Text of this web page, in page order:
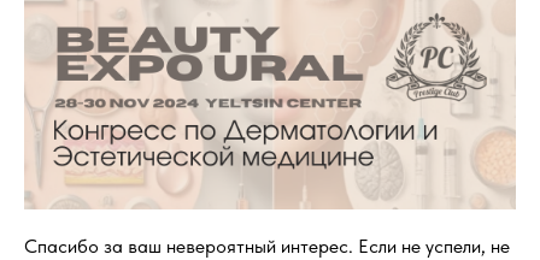
Спасибо за ваш невероятный интерес. Если не успели, не